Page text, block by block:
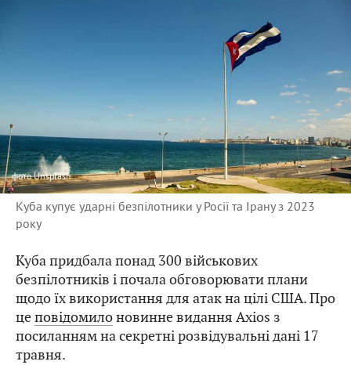
фотоUnsplash
Куба купує ударні безпілотники у Росії та Ірану з 2023
року
Куба придбала понад 300 військових
безпілотників і почала обговорювати плани
щодо їх використання для атак на цілі США. Про
цеповідомилоновинне видання Axios з
посиланням на секретні розвідувальні дані 17
травня.